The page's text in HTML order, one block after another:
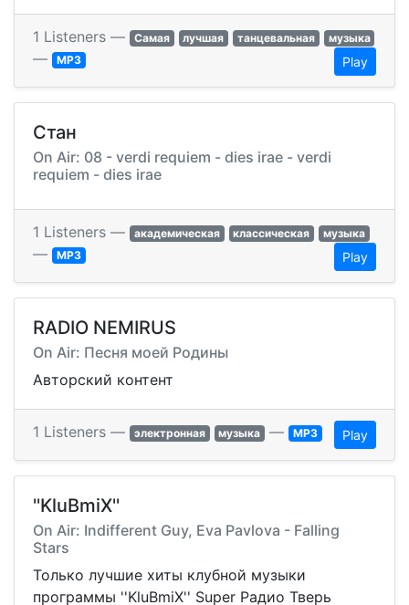
1 Listeners — Самая лучшая танцевальная музыка
— MP3 Play
Стан
On Air: 08 - verdi requiem - dies irae - verdi
requiem - dies irae
1 Listeners — академическая классическая музыка
— MP3 Play
RADIO NEMIRUS
On Air: Песня моей Родины
Авторский контент
1 Listeners — электронная музыка — MP3 Play
''KluBmiX''
On Air: Indifferent Guy, Eva Pavlova - Falling
Stars
Только лучшие хиты клубной музыки
программы ''KluBmiX'' Super Радио Тверь